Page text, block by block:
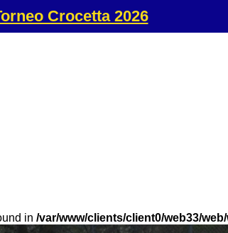
Crocetta 2026
in /var/www/clients/client0/web33/